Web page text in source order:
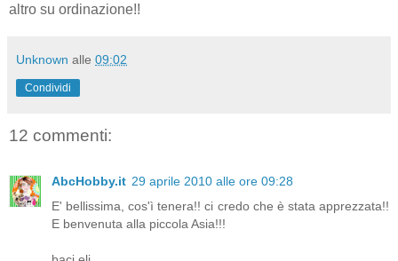
altro su ordinazione!!
Unknown alle 09:02
Condividi
12 commenti:
AbcHobby.it 29 aprile 2010 alle ore 09:28
E' bellissima, cos'ì tenera!! ci credo che è stata apprezzata!!
E benvenuta alla piccola Asia!!!